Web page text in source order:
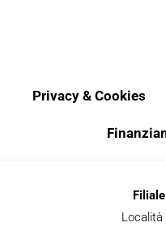
Privacy & Cookies
Località